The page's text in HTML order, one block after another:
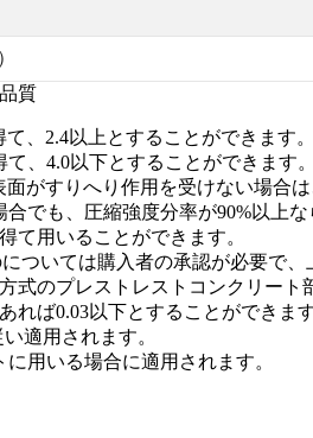
質
、2.4以上とすることができます。
、4.0以下とすることができます。
がすりへり作用を受けない場合は
でも、圧縮強度分率が90%以上な
いることができます。
ついては購入者の承認が必要で、
レストレストコンクリート部
0.03以下とすることができます
適用されます。
用いる場合に適用されます。